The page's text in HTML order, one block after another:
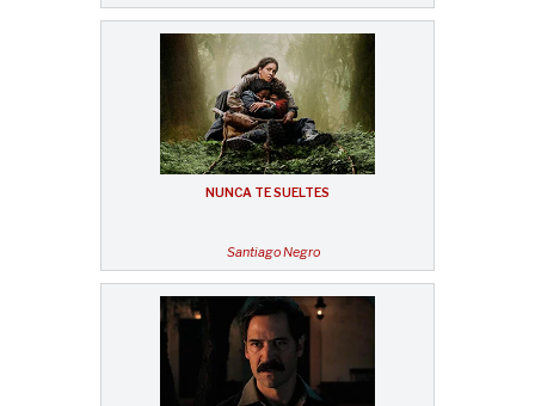
NUNCA TE SUELTES
Santiago Negro